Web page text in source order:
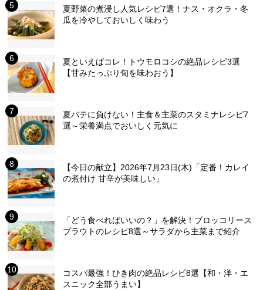
夏野菜の煮浸し人気レシピ7選！ナス・オクラ・冬
瓜を冷やしておいしく味わう
夏といえばコレ！トウモロコシの絶品レシピ3選
【甘みたっぷり旬を味わおう】
夏バテに負けない！主食＆主菜のスタミナレシピ7
選～栄養満点でおいしく元気に
【今日の献立】2026年7月23日(木)「定番！カレイ
の煮付け 甘辛が美味しい」
「どう食べればいいの？」を解決！ブロッコリース
プラウトのレシピ8選～サラダから主菜まで紹介
コスパ最強！ひき肉の絶品レシピ8選【和・洋・エ
スニック全部うまい】